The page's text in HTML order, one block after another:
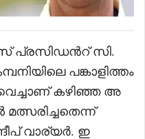
പ്രസിഡൻറ് സി.
പങ്കാളിത്തം
കഴിഞ്ഞ അ
വാര്യർ. ഇ